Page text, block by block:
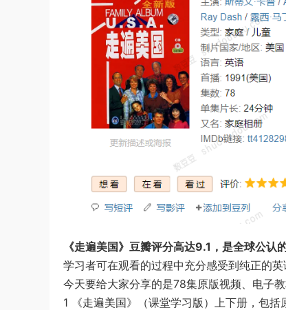
《走遍美国》豆瓣评分高达9.1，是全球公认
学习者可在观看的过程中充分感受到纯正的
今天要给大家分享的是78集原版视频、电子教
1 《走遍美国》（课堂学习版）上下册，包